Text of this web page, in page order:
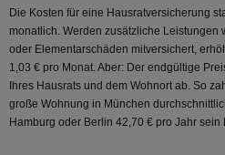
Die Kosten für eine Hausratversicherung
monatlich. Werden zusätzliche Leistungen
oder Elementarschäden mitversichert,
1,03 € pro Monat. Aber: Der endgültige
Ihres Hausrats und dem Wohnort ab. So
große Wohnung in München
Hamburg oder Berlin 42,70 € pro Jahr sein